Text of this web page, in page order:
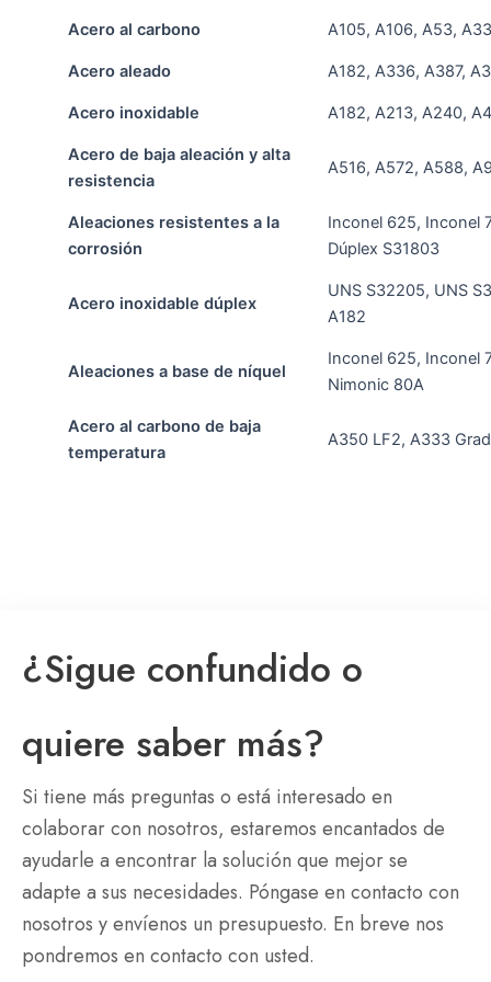
Acero al carbono A105, A106, A53,
Acero aleado A182, A336, A387,
Acero inoxidable A182, A213, A240,
Acero de baja aleación y alta
resistencia
A516, A572, A588,
Aleaciones resistentes a la
corrosión
Inconel 625, Inconel
Dúplex S31803
Acero inoxidable dúplex
UNS S32205, UNS
A182
Aleaciones a base de níquel
Inconel 625, Inconel
Nimonic 80A
Acero al carbono de baja
temperatura
A350 LF2, A333
¿Sigue confundido o
quiere saber más?
Si tiene más preguntas o está interesado en
colaborar con nosotros, estaremos encantados de
ayudarle a encontrar la solución que mejor se
adapte a sus necesidades. Póngase en contacto con
nosotros y envíenos un presupuesto. En breve nos
pondremos en contacto con usted.